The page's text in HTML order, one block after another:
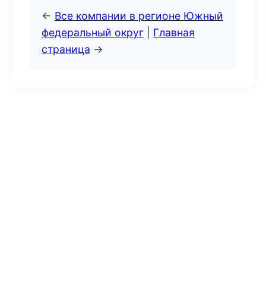
← Все компании в регионе Южный
федеральный округ
Главная
страница →